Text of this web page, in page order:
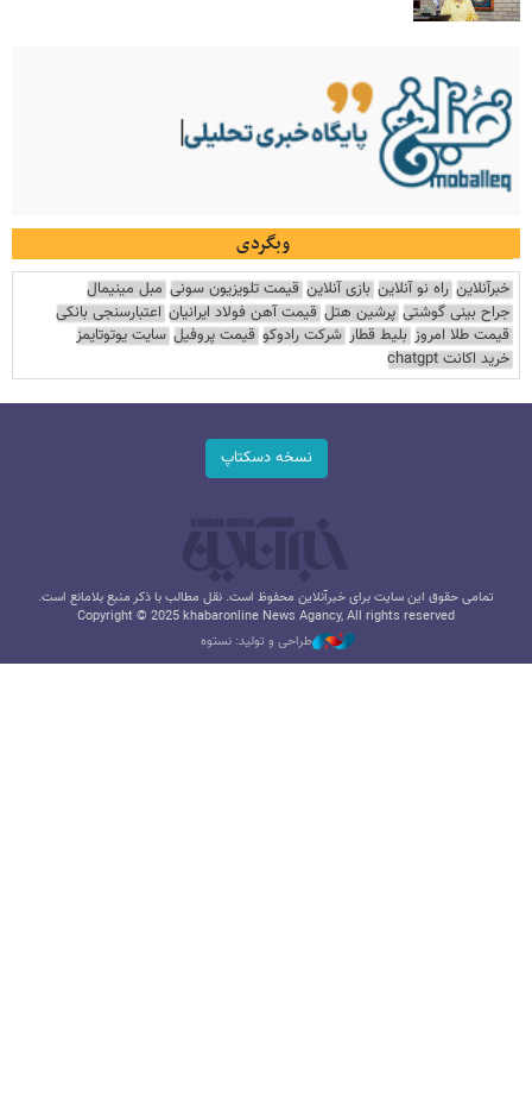
وبگردی
خبرآنلاین راه نو آنلاین بازی آنلاین قیمت تلویزیون سونی مبل مینیمال
جراح بینی گوشتی پرشین هتل قیمت آهن فولاد ایرانیان اعتبارسنجی بانکی
قیمت طلا امروز بلیط قطار شرکت رادوکو قیمت پروفیل سایت یوتوتایمز
خرید اکانت chatgpt
نسخه دسکتاپ
تمامی حقوق این سایت برای خبرآنلاین محفوظ است. نقل مطالب با ذکر منبع بلامانع است.
Copyright © 2025 khabaronline News Agancy, All rights reserved
طراحی و تولید: نستوه